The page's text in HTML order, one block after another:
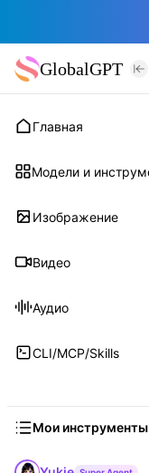
GlobalGPT
Главная
Изображение
Видео
Аудио
CLI/MCP/Skills
Мои инструменты